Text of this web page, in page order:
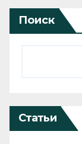
Поиск
Статьи